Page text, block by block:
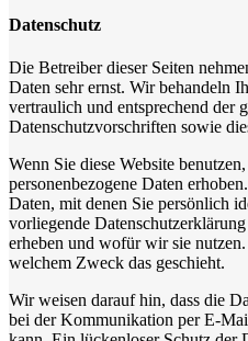
Datenschutz
Die Betreiber dieser Seiten
Daten sehr ernst. Wir behandeln
vertraulich und entsprechend der
Datenschutzvorschriften sowie
Wenn Sie diese Website
personenbezogene Daten
Daten, mit denen Sie persönlich
vorliegende
erheben und wofür wir sie
welchem Zweck das geschieht.
Wir weisen darauf hin, dass die
bei der Kommunikation per E-